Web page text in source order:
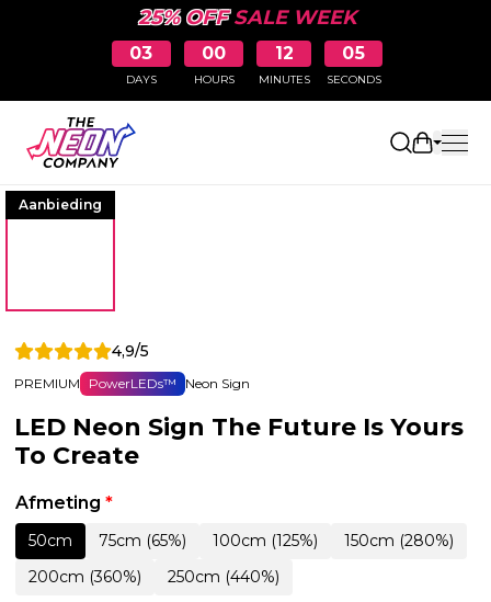
25% OFFSALE WEEK
03
DAYS
00
HOURS
12
MINUTES
05
SECONDS
Aanbieding
4,9/5
PREMIUM PowerLEDs™ Neon Sign
LED Neon Sign The Future Is Yours
To Create
Afmeting *
50cm 75cm (65%) 100cm (125%)
150cm (280%)
200cm (360%)
250cm (440%)